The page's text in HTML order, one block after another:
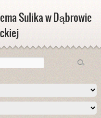
Sulika w Dąbrowie